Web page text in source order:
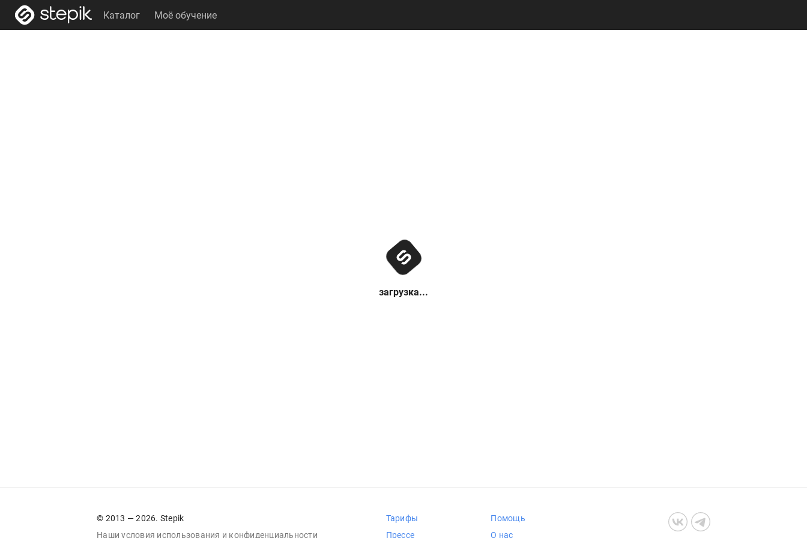
Каталог Моё обучение
загрузка...
© 2013 — 2026. Stepik
Наши условия использования и конфиденциальности
Тарифы
Прессе
Помощь
О нас